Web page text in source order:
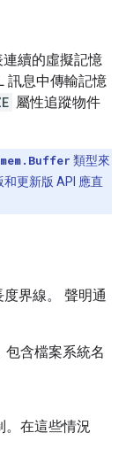
續的虛擬記憶
訊息中傳輸記憶
屬性追蹤物件
類型來
更新版 API 應直
界線。 聲明通
包含檔案系統名
。在這些情況